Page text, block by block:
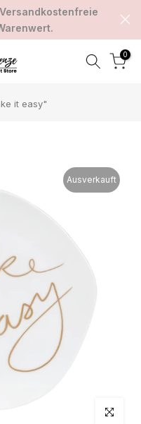
0
it easy"
Ausverkauft
klicken